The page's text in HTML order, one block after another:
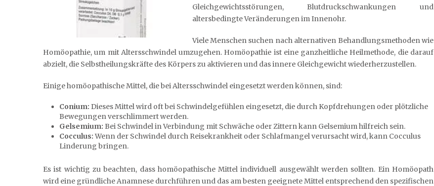
Gleichgewichtsstörungen, Blutdruckschwankungen und
altersbedingte Veränderungen im Innenohr.
Viele Menschen suchen nach alternativen Behandlungsmethoden wie
Homöopathie, um mit Altersschwindel umzugehen. Homöopathie ist eine ganzheitliche Heilmethode, die darauf
abzielt, die Selbstheilungskräfte des Körpers zu aktivieren und das innere Gleichgewicht wiederherzustellen.
Einige homöopathische Mittel, die bei Altersschwindel eingesetzt werden können, sind:
Conium: Dieses Mittel wird oft bei Schwindelgefühlen eingesetzt, die durch Kopfdrehungen oder plötzliche
Bewegungen verschlimmert werden.
Gelsemium: Bei Schwindel in Verbindung mit Schwäche oder Zittern kann Gelsemium hilfreich sein.
Cocculus:Wenn der Schwindel durch Reisekrankheit oder Schlafmangel verursacht wird, kann Cocculus
Linderung bringen.
Es ist wichtig zu beachten, dass homöopathische Mittel individuell ausgewählt werden sollten. Ein Homöopath
wird eine gründliche Anamnese durchführen und das am besten geeignete Mittel entsprechend den spezifischen